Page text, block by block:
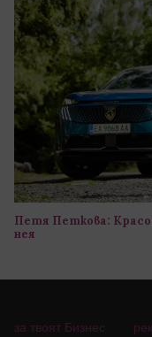
Петя Петкова:
нея
за твоят Бизнес